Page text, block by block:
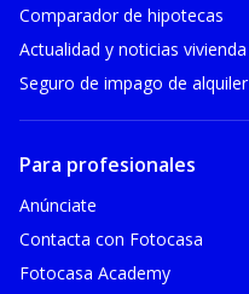
Comparador de hipotecas
Actualidad y noticias vivienda
Seguro de impago de alquiler
Para profesionales
Anúnciate
Contacta con Fotocasa
Fotocasa Academy